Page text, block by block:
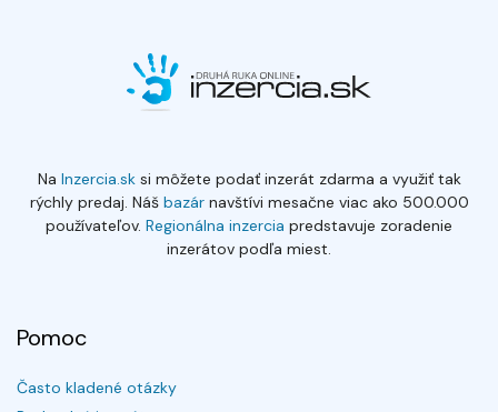
Na Inzercia.sksi môžete podať inzerát zdarma a využiť tak
rýchly predaj. Náš bazárnavštívi mesačne viac ako 500.000
používateľov. Regionálna inzercia predstavuje zoradenie
inzerátov podľa miest.
Pomoc
Často kladené otázky